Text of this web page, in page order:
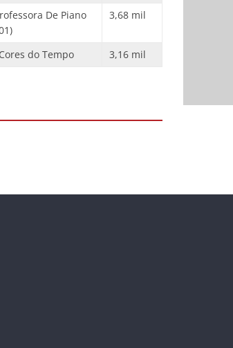
De Piano
3,68 mil
do Tempo 3,16 mil